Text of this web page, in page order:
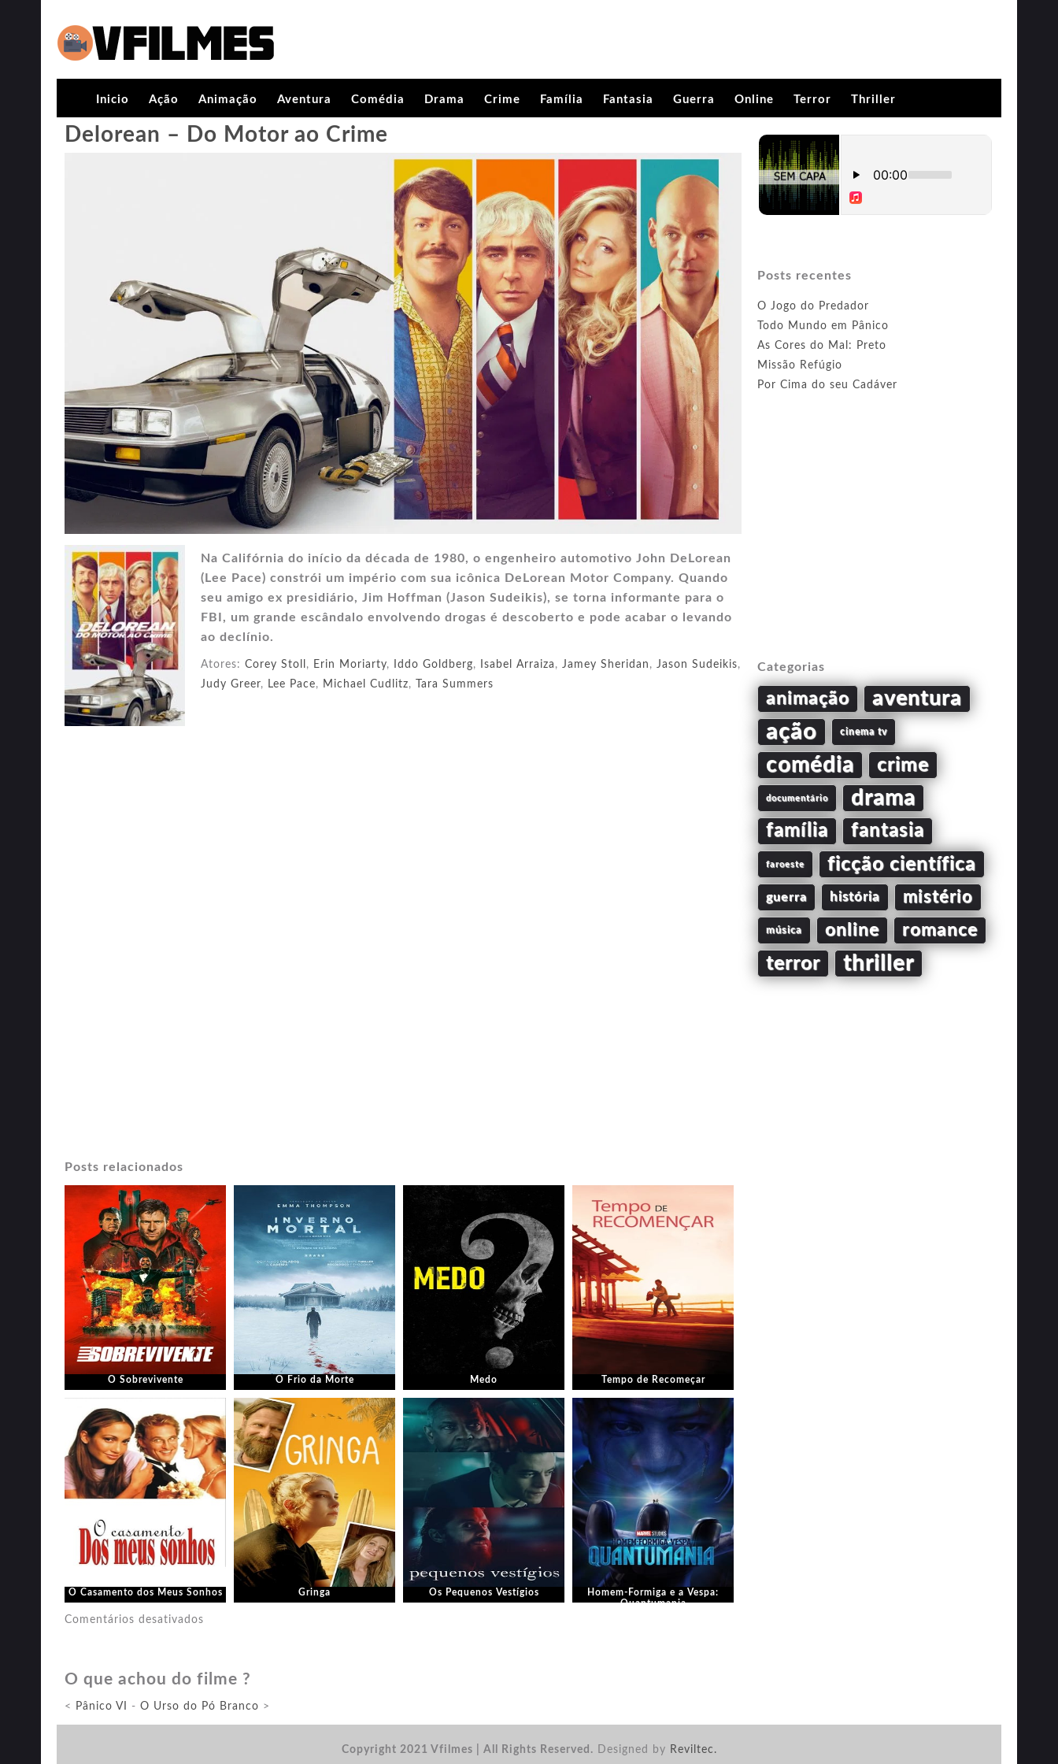
Inicio Ação Animação Aventura Comédia Drama Crime Família Fantasia Guerra Online Terror Thriller
Delorean – Do Motor ao Crime
Na Califórnia do início da década de 1980, o engenheiro automotivo John DeLorean
(Lee Pace) constrói um império com sua icônica DeLorean Motor Company. Quando
seu amigo ex presidiário, Jim Hoffman (Jason Sudeikis), se torna informante para o
FBI, um grande escândalo envolvendo drogas é descoberto e pode acabar o levando
ao declínio.
Atores: Corey Stoll , Erin Moriarty, Iddo Goldberg, Isabel Arraiza , Jamey Sheridan , Jason Sudeikis,
Judy Greer, Lee Pace, Michael Cudlitz, Tara Summers
Posts relacionados
O Sobrevivente O Frio da Morte Medo Tempo de Recomeçar
O Casamento dos Meus Sonhos Gringa Os Pequenos Vestígios
Homem-Formiga e a Vespa:
Quantumania
Comentários desativados
e
O que achou do filme ?
< Pânico VI - O Urso do Pó Branco >
Posts recentes
O Jogo do Predador
Todo Mundo em Pânico
As Cores do Mal: Preto
Missão Refúgio
Por Cima do seu Cadáver
Categorias
animação aventura
ação cinema tv
comédia crime
documentário drama
família fantasia
faroeste ficção científica
guerra história mistério
música online romance
terror thriller
Copyright 2021 Vfilmes | All Rights Reserved. Designed by Reviltec.